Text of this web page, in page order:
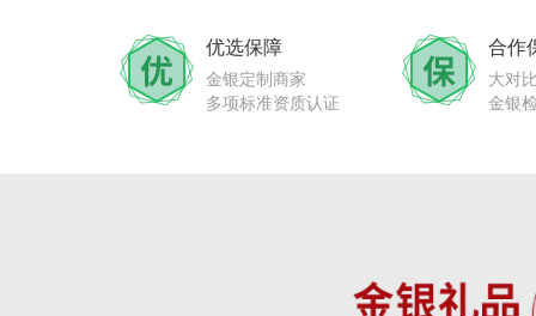
优选保障
金银定制商家
多项标准资质认证
合作
大对
金银